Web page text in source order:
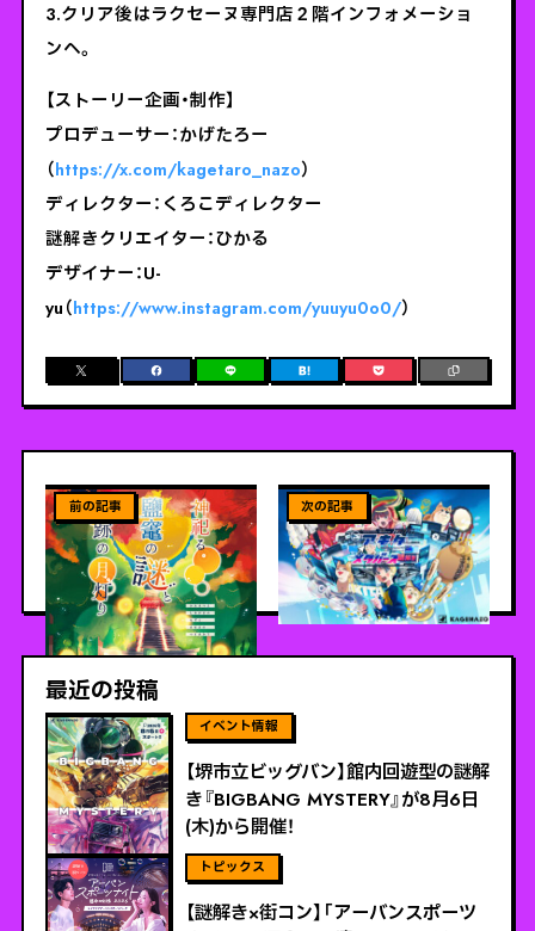
3.クリア後はラクセーヌ専門店２階インフォメーショ
ンへ。
【ストーリー企画・制作】
プロデューサー：かげたろー
（https://x.com/kagetaro_nazo）
ディレクター：くろこディレクター
謎解きクリエイター：ひかる
デザイナー：U-
yu（https://www.instagram.com/yuuyu0o0/）
ViEW MORE
【宮城県塩竈市】『神祀る鹽
竈の謎と奇跡の月灯り』が
11月より展開決定！※本イ
ベントは終了しました。
ViEW MORE
【秋田県×仮想現実でミステ
リー！？】「アキタメタバース
謎解き」が10月28日(月)か
ら開催！
最近の投稿
ViEW MORE
【堺市立ビッグバン】館内回遊型の謎解
き『BIGBANG MYSTERY』が8月6日
(木)から開催！
ViEW MORE
【謎解き×街コン】「アーバンスポーツ